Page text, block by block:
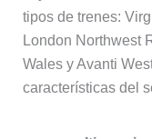
tipos de trenes:
London Northwest
Wales y Avanti
características del